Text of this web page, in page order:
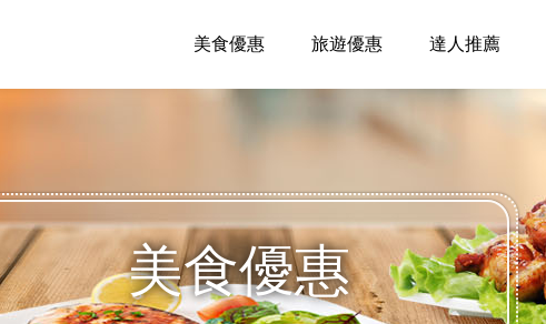
美食優惠 旅遊優惠 達人推薦
美食優惠